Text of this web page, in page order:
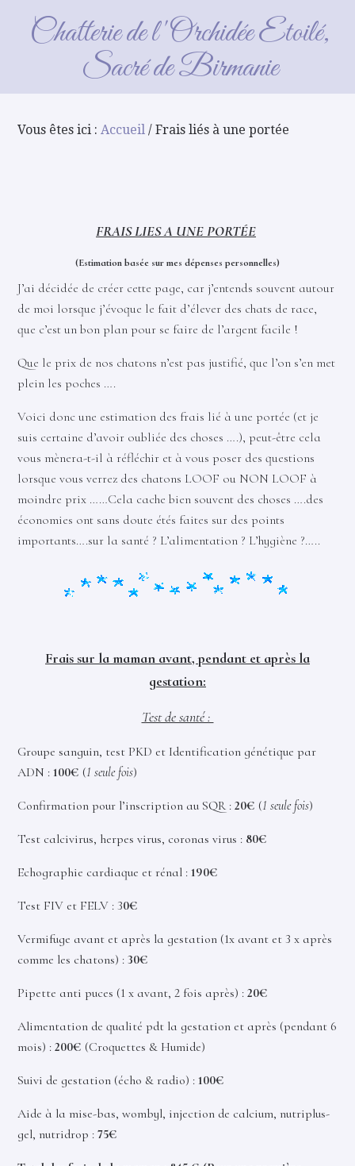
Chatterie de l'Orchidée Etoilé,
Sacré de Birmanie
Frais liés à une portée
Vous êtes ici :Accueil / Frais liés à une portée
FRAIS LIES A UNE PORTÉE
(Estimation basée sur mes dépenses personnelles)
J’ai décidée de créer cette page, car j’entends souvent autour
de moi lorsque j’évoque le fait d’élever des chats de race,
que c’est un bon plan pour se faire de l’argent facile !
Que le prix de nos chatons n’est pas justifié, que l’on s’en met
plein les poches ….
Voici donc une estimation des frais lié à une portée (et je
suis certaine d’avoir oubliée des choses ….), peut-être cela
vous mènera-t-il à réfléchir et à vous poser des questions
lorsque vous verrez des chatons LOOF ou NON LOOF à
moindre prix ……Cela cache bien souvent des choses ….des
économies ont sans doute étés faites sur des points
importants….sur la santé ? L’alimentation ? L’hygiène ?…..
Frais sur la maman avant, pendant et après la
gestation:
Test de santé :
Groupe sanguin, test PKD et Identification génétique par
ADN : 100€ (1 seule fois)
Confirmation pour l’inscription au SQR :20€ (1 seule fois)
Test calcivirus, herpes virus, coronas virus : 80€
Echographie cardiaque et rénal :190€
Test FIV et FELV : 30€
Vermifuge avant et après la gestation (1x avant et 3 x après
comme les chatons) :30€
Pipette anti puces (1 x avant, 2 fois après) :20€
Alimentation de qualité pdt la gestation et après (pendant 6
mois) :200€ (Croquettes & Humide)
Suivi de gestation (écho & radio) : 100€
Aide à la mise-bas, wombyl, injection de calcium, nutriplus-
gel, nutridrop :75€